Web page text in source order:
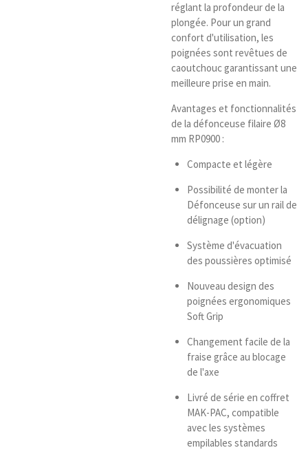
réglant la profondeur de la
plongée. Pour un grand
confort d'utilisation, les
poignées sont revêtues de
caoutchouc garantissant une
meilleure prise en main.
Avantages et fonctionnalités
de la défonceuse filaire Ø8
mm RP0900 :
Compacte et légère
Possibilité de monter la
Défonceuse sur un rail de
délignage (option)
Système d'évacuation
des poussières optimisé
Nouveau design des
poignées ergonomiques
Soft Grip
Changement facile de la
fraise grâce au blocage
de l'axe
Livré de série en coffret
MAK-PAC, compatible
avec les systèmes
empilables standards